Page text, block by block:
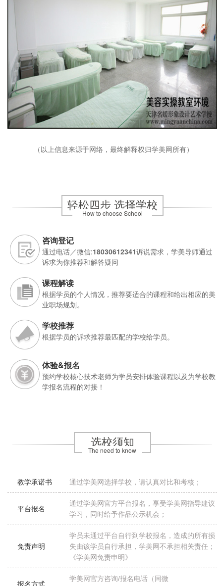
（以上信息来源于网络，最终解释权归学美网 所有）
轻松四步 选择学校
How to choose School
咨询登记
通过电话／微信:18030612341诉说需求，学美导师通过
诉求为你推荐和解答疑问
课程解读
根据学员的个人情况，推荐要适合的课程和给出相应的美
业职场规划。
学校推荐
根据学员的诉求推荐最匹配的学校给学员。
体验&报名
预约学校核心技术老师为学员安排体验课程以及为学校教
学报名流程的对接！
选校须知
The need to know
教学承诺书 通过学美网选择学校，请认真对比和考核；
平台报名
通过学美网官方平台报名，享受学美网指导建议
学习，同时给予作品公示机会；
免责声明
学员未通过平台自行到学校报名，造成的所有损
失由该学员自行承担，学美网不承担相关责任；
《学美网免责申明》
报名方式
学美网官方咨询/报名电话（同微